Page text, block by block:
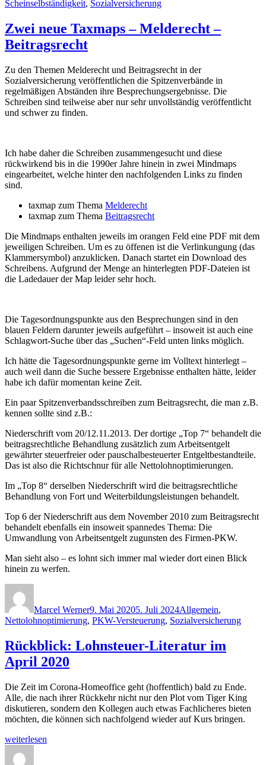
Scheinselbständigkeit, Sozialversicherung
Zwei neue Taxmaps – Melderecht –
Beitragsrecht
Zu den Themen Melderecht und Beitragsrecht in der
Sozialversicherung veröffentlichen die Spitzenverbände in
regelmäßigen Abständen ihre Besprechungsergebnisse. Die
Schreiben sind teilweise aber nur sehr unvollständig veröffentlicht
und schwer zu finden.
Ich habe daher die Schreiben zusammengesucht und diese
rückwirkend bis in die 1990er Jahre hinein in zwei Mindmaps
eingearbeitet, welche hinter den nachfolgenden Links zu finden
sind.
taxmap zum Thema Melderecht
taxmap zum Thema Beitragsrecht
Die Mindmaps enthalten jeweils im orangen Feld eine PDF mit dem
jeweiligen Schreiben. Um es zu öffenen ist die Verlinkungung (das
Klammersymbol) anzuklicken. Danach startet ein Download des
Schreibens. Aufgrund der Menge an hinterlegten PDF-Dateien ist
die Ladedauer der Map leider sehr hoch.
Die Tagesordnungspunkte aus den Besprechungen sind in den
blauen Feldern darunter jeweils aufgeführt – insoweit ist auch eine
Schlagwort-Suche über das „Suchen“-Feld unten links möglich.
Ich hätte die Tagesordnungspunkte gerne im Volltext hinterlegt –
auch weil dann die Suche bessere Ergebnisse enthalten hätte, leider
habe ich dafür momentan keine Zeit.
Ein paar Spitzenverbandsschreiben zum Beitragsrecht, die man z.B.
kennen sollte sind z.B.:
Niederschrift vom 20/12.11.2013. Der dortige „Top 7“ behandelt die
beitragsrechtliche Behandlung zusätzlich zum Arbeitsentgelt
gewährter steuerfreier oder pauschalbesteuerter Entgeltbestandteile.
Das ist also die Richtschnur für alle Nettolohnoptimierungen.
Im „Top 8“ derselben Niederschrift wird die beitragsrechtliche
Behandlung von Fort und Weiterbildungsleistungen behandelt.
Top 6 der Niederschrift aus dem November 2010 zum Beitragsrecht
behandelt ebenfalls ein insoweit spannedes Thema: Die
Umwandlung von Arbeitsentgelt zugunsten des Firmen-PKW.
Man sieht also – es lohnt sich immer mal wieder dort einen Blick
hinein zu werfen.
Marcel Werner9. Mai 20205. Juli 2024Allgemein,
Nettolohnoptimierung, PKW-Versteuerung, Sozialversicherung
Rückblick: Lohnsteuer-Literatur im
April 2020
Die Zeit im Corona-Homeoffice geht (hoffentlich) bald zu Ende.
Alle, die nach ihrer Rückkehr nicht nur den Plot vom Tiger King
diskutieren, sondern den Kollegen auch etwas Fachlicheres bieten
möchten, die können sich nachfolgend wieder auf Kurs bringen.
„Rückblick:
Literatur
weiterlesen